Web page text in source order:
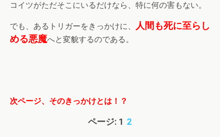
コイツがただそこにいるだけなら、特に何の害もない。
でも、あるトリガーをきっかけに、
人間も死に至らし
める悪魔へと変貌するのである。
次ページ、そのきっかけとは！？
ページ: 1 2